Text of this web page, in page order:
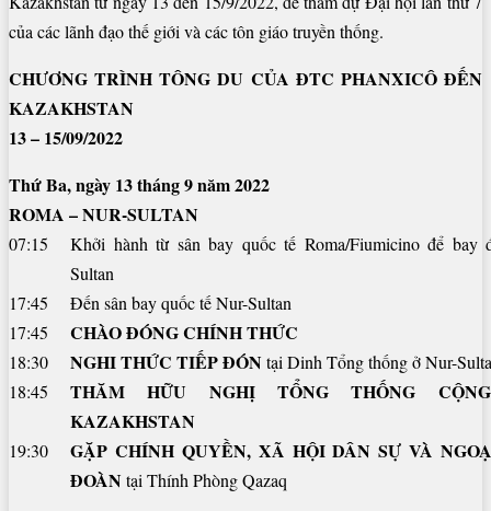
của các lãnh đạo thế giới và các tôn giáo truyền thống.
CHƯƠNG TRÌNH TÔNG DU CỦA ĐTC PHANXICÔ ĐẾN
KAZAKHSTAN
13 – 15/09/2022
Thứ Ba, ngày 13 tháng 9 năm 2022
ROMA – NUR-SULTAN
07:15
Khởi hành từ sân bay quốc tế Roma/Fiumicino để bay
Sultan
17:45
Đến sân bay quốc tế Nur-Sultan
17:45
18:30
CHÀO ĐÓNG CHÍNH THỨC
NGHI THỨC TIẾP ĐÓN tại Dinh Tổng thống ở Nur-
18:45
THĂM HỮU NGHỊ TỔNG THỐNG
KAZAKHSTAN
19:30
GẶP CHÍNH QUYỀN, XÃ HỘI DÂN SỰ VÀ
ĐOÀN tại Thính Phòng Qazaq